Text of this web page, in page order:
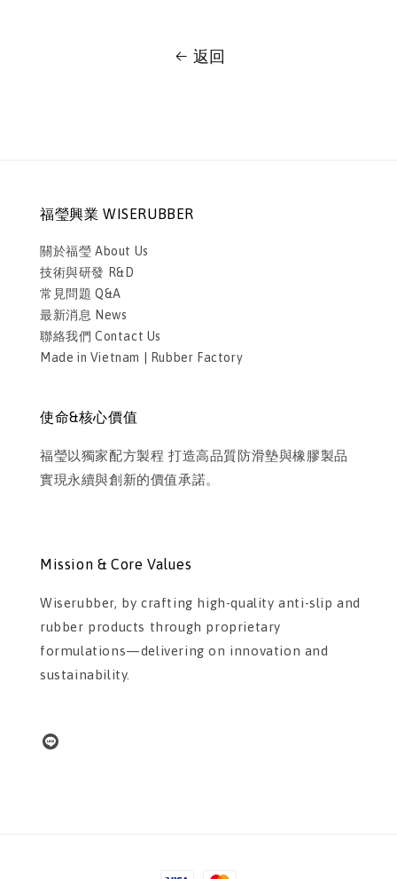
返回
福瑩興業 WISERUBBER
關於福瑩 About Us
技術與研發 R&D
常見問題 Q&A
最新消息 News
聯絡我們 Contact Us
Made in Vietnam | Rubber Factory
使命&核心價值
福瑩以獨家配方製程 打造高品質防滑墊與橡膠製品
實現永續與創新的價值承諾。
Mission & Core Values
Wiserubber, by crafting high-quality anti-slip and
rubber products through proprietary
formulations—delivering on innovation and
sustainability.